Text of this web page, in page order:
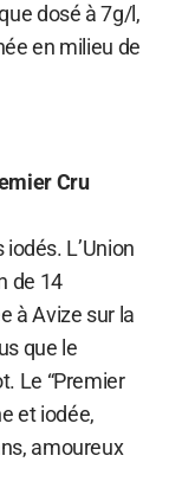
dosé à 7g/l,
en milieu de
Cru
L’Union
de 14
à Avize sur la
que le
Le “Premier
et iodée,
amoureux